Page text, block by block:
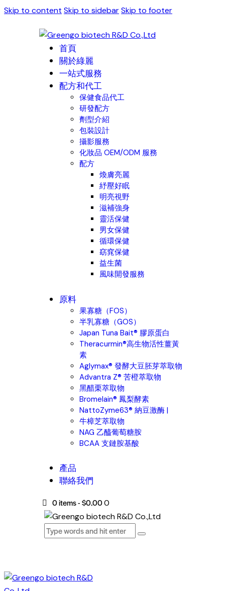
Skip to content Skip to sidebarSkip to footer
首頁
關於綠麗
一站式服務
配方和代工
保健食品代工
研發配方
劑型介紹
包裝設計
攝影服務
化妝品 OEM/ODM 服務
配方
煥膚亮麗
紓壓好眠
明亮視野
滋補強身
靈活保健
男女保健
循環保健
窈窕保健
益生菌
風味開發服務
原料
果寡糖（FOS）
半乳寡糖（GOS）
Japan Tuna Bait® 膠原蛋白
Theracurmin®高生物活性薑黃
素
Aglymax® 發酵大豆胚芽萃取物
Advantra Z® 苦橙萃取物
黑醋栗萃取物
Bromelain® 鳳梨酵素
NattoZyme63® 納豆激酶 |
牛樟芝萃取物
NAG 乙醯葡萄糖胺
BCAA 支鏈胺基酸
產品
聯絡我們
0 items- $0.000